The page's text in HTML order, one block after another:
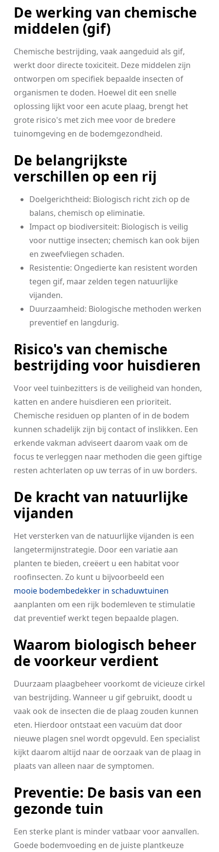
De werking van chemische
middelen (gif)
Chemische bestrijding, vaak aangeduid als gif,
werkt door directe toxiciteit. Deze middelen zijn
ontworpen om specifiek bepaalde insecten of
organismen te doden. Hoewel dit een snelle
oplossing lijkt voor een acute plaag, brengt het
grote risico's met zich mee voor de bredere
tuinomgeving en de bodemgezondheid.
De belangrijkste
verschillen op een rij
Doelgerichtheid: Biologisch richt zich op de
balans, chemisch op eliminatie.
Impact op biodiversiteit: Biologisch is veilig
voor nuttige insecten; chemisch kan ook bijen
en zweefvliegen schaden.
Resistentie: Ongedierte kan resistent worden
tegen gif, maar zelden tegen natuurlijke
vijanden.
Duurzaamheid: Biologische methoden werken
preventief en langdurig.
Risico's van chemische
bestrijding voor huisdieren
Voor veel tuinbezitters is de veiligheid van honden,
katten en andere huisdieren een prioriteit.
Chemische residuen op planten of in de bodem
kunnen schadelijk zijn bij contact of inslikken. Een
erkende vakman adviseert daarom vaak om de
focus te verleggen naar methoden die geen giftige
resten achterlaten op uw terras of in uw borders.
De kracht van natuurlijke
vijanden
Het versterken van de natuurlijke vijanden is een
langetermijnstrategie. Door een variatie aan
planten te bieden, creëert u een habitat voor
roofinsecten. Zo kunt u bijvoorbeeld een
mooie bodembedekker in schaduwtuinen
aanplanten om een rijk bodemleven te stimulatie
dat preventief werkt tegen bepaalde plagen.
Waarom biologisch beheer
de voorkeur verdient
Duurzaam plaagbeheer voorkomt de vicieuze cirkel
van bestrijding. Wanneer u gif gebruikt, doodt u
vaak ook de insecten die de plaag zouden kunnen
eten. Hierdoor ontstaat een vacuüm dat door
nieuwe plagen snel wordt opgevuld. Een specialist
kijkt daarom altijd naar de oorzaak van de plaag in
plaats van alleen naar de symptomen.
Preventie: De basis van een
gezonde tuin
Een sterke plant is minder vatbaar voor aanvallen.
Goede bodemvoeding en de juiste plantkeuze